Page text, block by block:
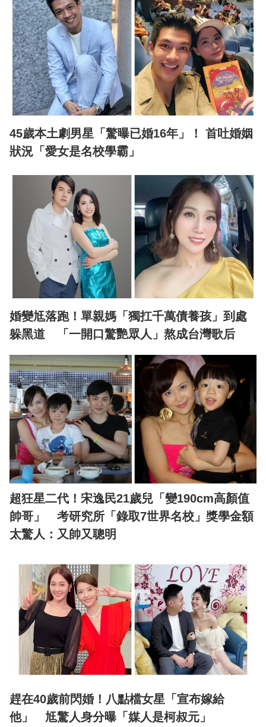
45歲本土劇男星「驚曝已婚16年」！ 首吐婚姻
狀況「愛女是名校學霸」
婚變尪落跑！單親媽「獨扛千萬債養孩」到處
躲黑道 「一開口驚艷眾人」熬成台灣歌后
超狂星二代！宋逸民21歲兒「變190cm高顏值
帥哥」 考研究所「錄取7世界名校」獎學金額
太驚人：又帥又聰明
趕在40歲前閃婚！八點檔女星「宣布嫁給
他」 尪驚人身分曝「媒人是柯叔元」